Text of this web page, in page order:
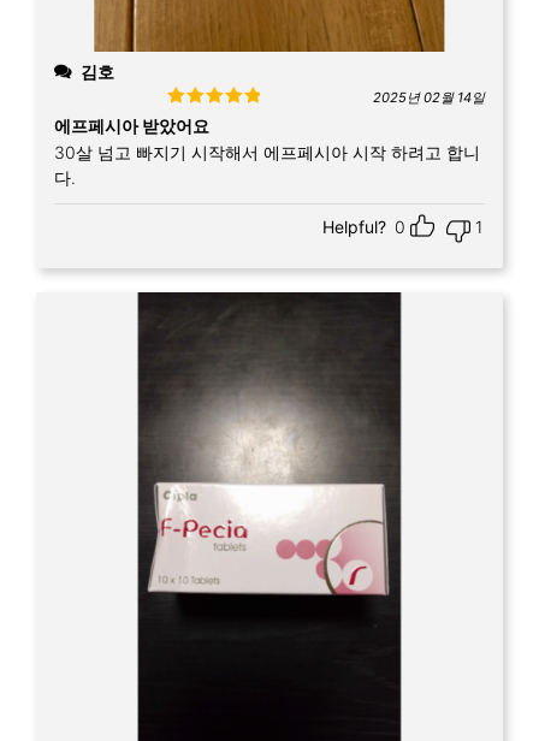
김호
Rated
of 5
2025년 02월 14일
에프페시아 받았어요
30살 넘고 빠지기 시작해서 에프페시아 시작 하려고 합니
다.
Helpful? 0 1